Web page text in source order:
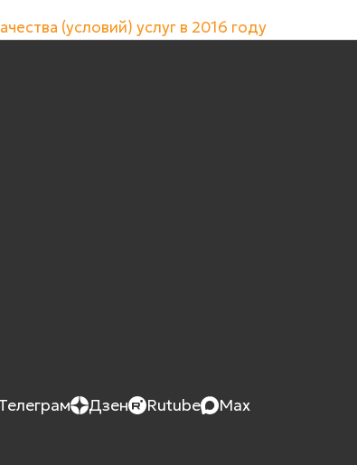
(условий) услуг в 2016 году
Телеграм Дзен Rutube Max